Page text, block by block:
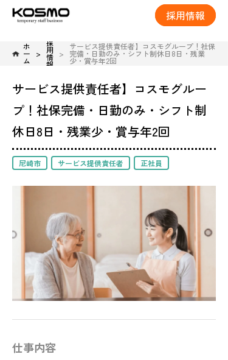
採用情報
ホ
ー
ム
採
用
情
報
サービス提供責任者】コスモグループ！社保
完備・日勤のみ・シフト制休日8日・残業
少・賞与年2回
サービス提供責任者】コスモグルー
プ！社保完備・日勤のみ・シフト制
休日8日・残業少・賞与年2回
尼崎市 サービス提供責任者 正社員
仕事内容